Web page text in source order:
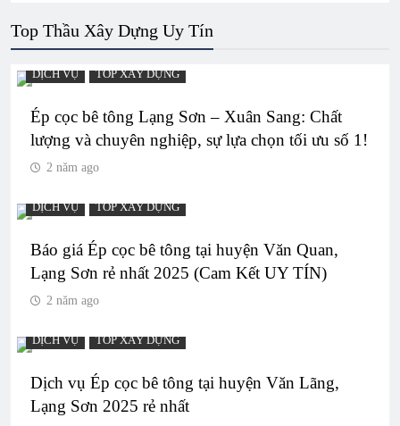
Top Thầu Xây Dựng Uy Tín
DỊCH VỤ TOP XÂY DỰNG
Ép cọc bê tông Lạng Sơn – Xuân Sang: Chất
lượng và chuyên nghiệp, sự lựa chọn tối ưu số 1!
2 năm ago
DỊCH VỤ TOP XÂY DỰNG
Báo giá Ép cọc bê tông tại huyện Văn Quan,
Lạng Sơn rẻ nhất 2025 (Cam Kết UY TÍN)
2 năm ago
DỊCH VỤ TOP XÂY DỰNG
Dịch vụ Ép cọc bê tông tại huyện Văn Lãng,
Lạng Sơn 2025 rẻ nhất